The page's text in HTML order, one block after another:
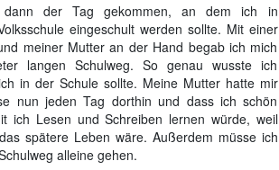
der Tag gekommen, an dem ich in
eingeschult werden sollte. Mit einer
meiner Mutter an der Hand begab ich mich
langen Schulweg. So genau wusste ich
in der Schule sollte. Meine Mutter hatte mir
nun jeden Tag dorthin und dass ich schön
ich Lesen und Schreiben lernen würde, weil
spätere Leben wäre. Außerdem müsse ich
alleine gehen.